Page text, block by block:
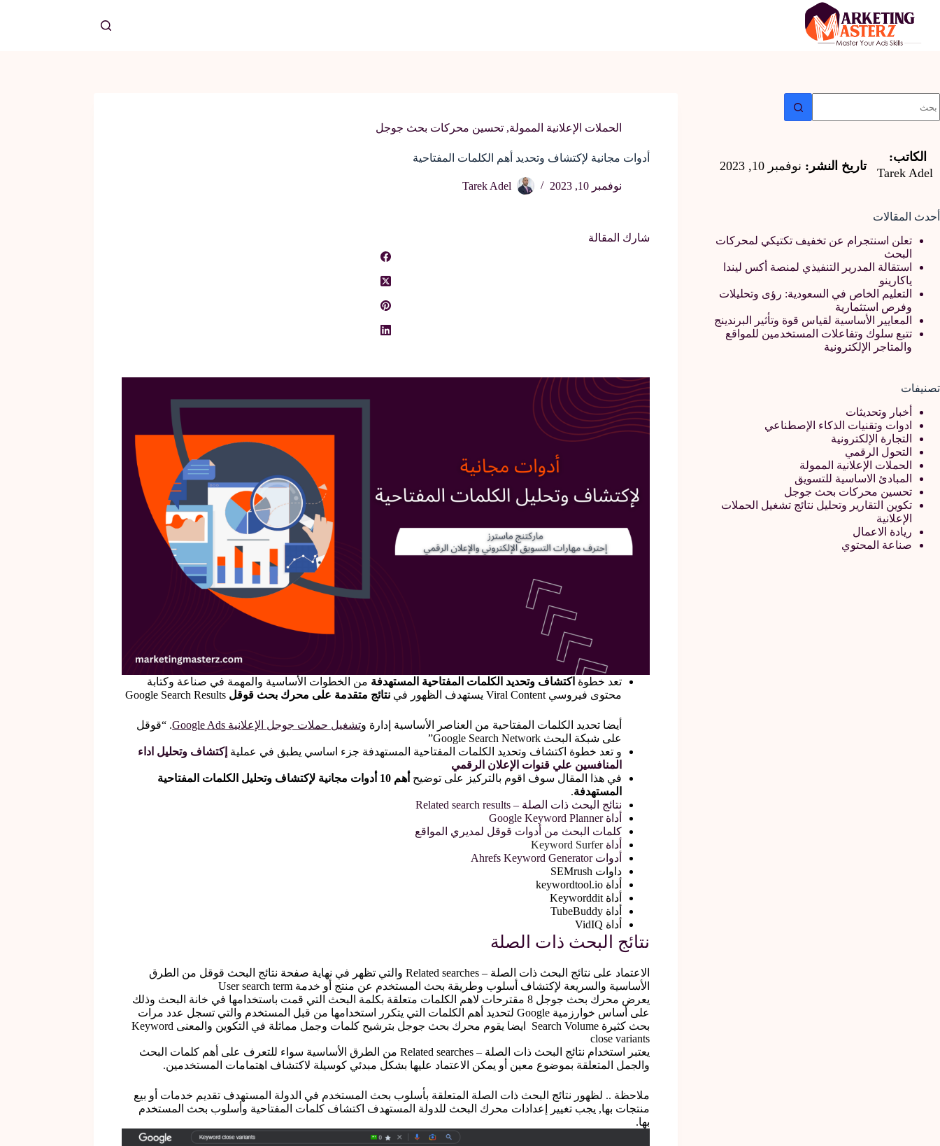
الحملات الإعلانية الممولة, تحسين محركات بحث جوجل
أدوات مجانية لإكتشاف وتحديد أهم الكلمات المفتاحية
نوفمبر 10, 2023 Tarek Adel
شارك المقالة
تعد خطوة اكتشاف وتحديد الكلمات المفتاحية المستهدفة من الخطوات الأساسية والمهمة في صناعة وكتابة
محتوى فيروسي Viral Content يستهدف الظهور في
نتائج متقدمة على محرك بحث قوقل
أيضا تحديد الكلمات المفتاحية من العناصر الأساسية إدارة وتشغيل حملات جوجل الإعلانية Google Ads
. “قوقل
على شبكة البحث Google Search Network”
و تعد خطوة اكتشاف وتحديد الكلمات المفتاحية المستهدفة جزء اساسي يطبق في عملية إكتشاف وتحليل اداء
المنافسين علي قنوات الإعلان الرقمي
في هذا المقال سوف اقوم بالتركيز على توضيح
أهم 10 أدوات مجانية لإكتشاف وتحليل الكلمات المفتاحية
المستهدفة.
نتائج البحث ذات الصلة – Related search results
أداة Google Keyword Planner
كلمات البحث من أدوات قوقل لمديري المواقع
أداةKeyword Surfer
أدوات Ahrefs Keyword Generator
داوات SEMrush
أداة keywordtool.io
أداة Keyworddit
أداة TubeBuddy
أداة VidIQ
نتائج البحث ذات الصلة
الاعتماد على نتائج البحث ذات الصلة – Related searches والتي تظهر في نهاية صفحة نتائج البحث قوقل من الطرق
الأساسية والسريعة لإكتشاف أسلوب وطريقة بحث المستخدم عن منتج أو خدمة User search term
يعرض محرك بحث جوجل 8 مقترحات لاهم الكلمات متعلقة بكلمة البحث التي قمت باستخدامها في خانة البحث وذلك
على أساس خوارزمية Google لتحديد أهم الكلمات التي يتكرر استخدامها من قبل المستخدم والتي تسجل عدد مرات
بحث كثيرة Search Volume ايضا يقوم محرك بحث جوجل بترشيح كلمات وجمل مماثلة في التكوين والمعنى Keyword
close variants
يعتبر استخدام نتائج البحث ذات الصلة – Related searches من الطرق الأساسية سواء للتعرف على أهم كلمات البحث
والجمل المتعلقة بموضوع معين أو يمكن الاعتماد عليها بشكل مبدئي كوسيلة لاكتشاف اهتمامات المستخدمين.
ملاحظة .. لظهور نتائج البحث ذات الصلة المتعلقة بأسلوب بحث المستخدم في الدولة المستهدف تقديم خدمات أو بيع
منتجات بها, يجب تغيير إعدادات محرك البحث للدولة المستهدف اكتشاف كلمات المفتاحية وأسلوب بحث المستخدم
بها.
توجد
الكاتب:
Tarek Adel
تاريخ النشر: نوفمبر 10, 2023
أحدث المقالات
تعلن اسنتجرام عن تخفيف تكتيكي لمحركات
البحث
استقالة المدرير التنفيذي لمنصة أكس ليندا
ياكارينو
التعليم الخاص في السعودية: رؤى وتحليلات
وفرص استثمارية
المعايير الأساسية لقياس قوة وتأثير البرندينج
تتبع سلوك وتفاعلات المستخدمين للمواقع
والمتاجر الإلكترونية
تصنيفات
أخبار وتحديثات
ادوات وتقنيات الذكاء الإصطناعي
التجارة الإلكترونية
التحول الرقمي
الحملات الإعلانية الممولة
المبادئ الاساسية للتسويق
تحسين محركات بحث جوجل
تكوين التقارير وتحليل نتائج تشغيل الحملات
الإعلانية
ريادة الاعمال
صناعة المحتوي